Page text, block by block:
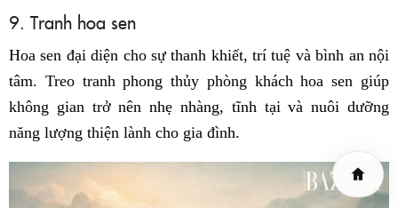
9. Tranh hoa sen
Hoa sen đại diện cho sự thanh khiết, trí tuệ và bình an nội
tâm. Treo tranh phong thủy phòng khách hoa sen giúp
không gian trở nên nhẹ nhàng, tĩnh tại và nuôi dưỡng
năng lượng thiện lành cho gia đình.